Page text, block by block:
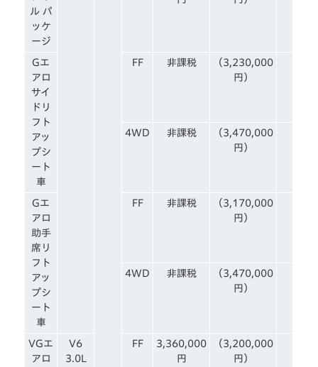
ル パ
ッケ
ージ
Gエ
アロ
サイ
ドリ
フト
アッ
プシ
ート
車
FF 非課税
（3,230,000
円）
4WD 非課税
（3,470,000
円）
Gエ
アロ
助手
席リ
フト
アッ
プシ
ート
車
FF 非課税
（3,170,000
円）
4WD 非課税
（3,470,000
円）
VGエ
アロ
V6
3.0L
FF
3,360,000
円
（3,200,000
円）